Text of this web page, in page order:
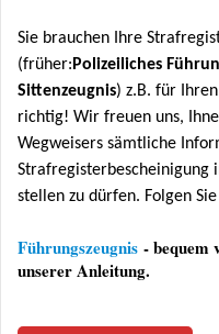
Sie brauchen Ihre
(früher: Polizeiliches
Sittenzeugnis) z.B. für
richtig! Wir freuen uns,
Wegweisers sämtliche
Strafregisterbescheinigung
stellen zu dürfen. Folgen
Führungszeugnis - bequem
unserer Anleitung.